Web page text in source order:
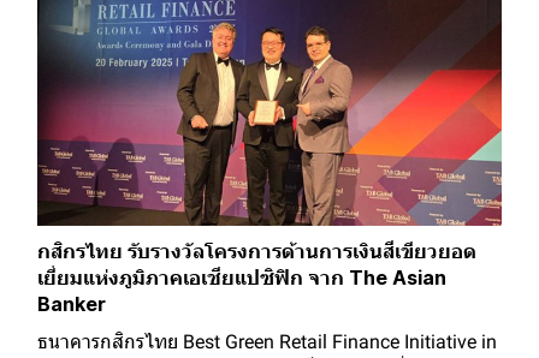
กสิกรไทย รับรางวัลโครงการด้านการเงินสีเขียวยอด
เยี่ยมแห่งภูมิภาคเอเชียแปซิฟิก จาก The Asian
Banker
ธนาคารกสิกรไทย Best Green Retail Finance Initiative in